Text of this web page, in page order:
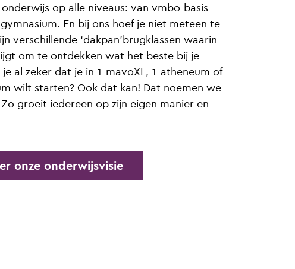
op alle niveaus: van vmbo-basis
En bij ons hoef je niet meteen te
verschillende ‘dakpan’brugklassen waarin
om te ontdekken wat het beste bij je
al zeker dat je in 1-mavoXL, 1-atheneum of
wilt starten? Ook dat kan! Dat noemen we
groeit iedereen op zijn eigen manier en
onze onderwijsvisie